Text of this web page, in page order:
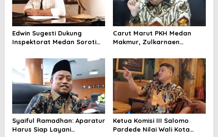
Edwin Sugesti Dukung
Inspektorat Medan Soroti
Terkait Rendahnya Serapan
Anggaran
Carut Marut PKH Medan
Makmur, Zulkarnaen
Pemko Salurkan Bansos
Syaiful Ramadhan: Aparatur
Harus Siap Layani
Ketua Komisi III Salomo
Pardede Nilai Wali Kota